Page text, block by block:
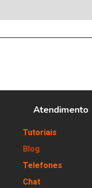
Atendimento
Tutoriais
Blog
Telefones
Chat